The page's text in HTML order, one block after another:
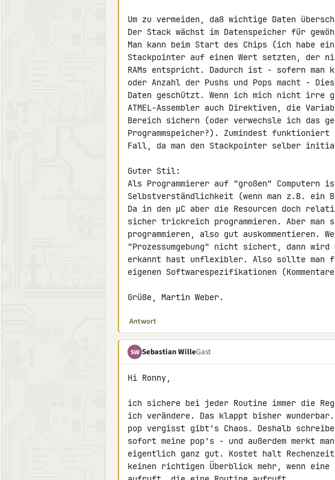
Um zu vermeiden, daß wichtige Daten
Der Stack wächst im Datenspeicher für
Man kann beim Start des Chips (ich habe
Stackpointer auf einen Wert setzten, der
RAMs entspricht. Dadurch ist - sofern man
oder Anzahl der Pushs und Pops macht -
Daten geschützt. Wenn ich mich nicht irre
ATMEL-Assembler auch Direktiven, die
Bereich sichern (oder verwechsle ich das
Programmspeicher?). Zumindest funktioniert
Fall, da man den Stackpointer selber
Guter Stil:
Als Programmierer auf "großen" Computern
Selbstverständlichkeit (wenn man z.B. ein
Da in den µC aber die Resourcen doch
sicher trickreich programmieren. Aber man
programmieren, also gut auskommentieren.
"Prozessumgebung" nicht sichert, dann
erkannt hast unflexibler. Also sollte man
eigenen Softwarespezifikationen
Grüße, Martin Weber.
Antwort
SW Sebastian WilleGast
Hi Ronny,
ich sichere bei jeder Routine immer die
ich verändere. Das klappt bisher
pop vergisst gibt's Chaos. Deshalb
sofort meine pop's - und außerdem merkt
eigentlich ganz gut. Kostet halt
keinen richtigen Überblick mehr, wenn eine